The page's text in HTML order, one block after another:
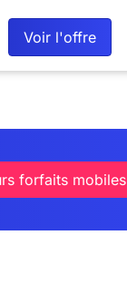
Voir l'offre
forfaits mobiles